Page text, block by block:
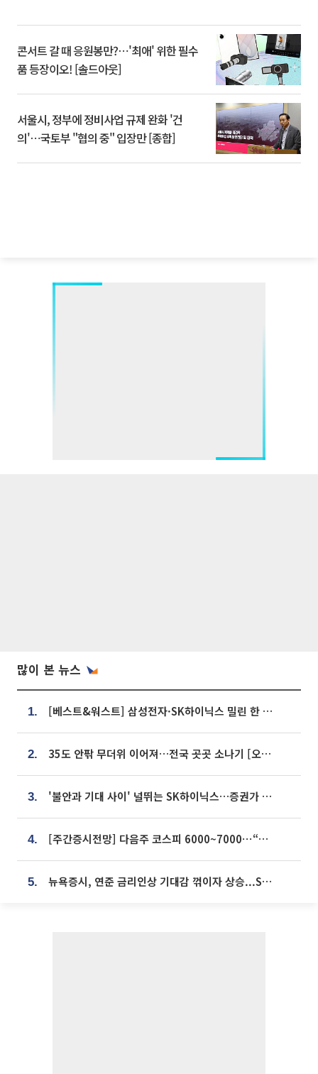
콘서트 갈 때 응원봉만?⋯'최애' 위한 필수
품 등장이오! [솔드아웃]
서울시, 정부에 정비사업 규제 완화 '건
의'⋯국토부 "협의 중" 입장만 [종합]
많이 본 뉴스
1. [베스트&워스트] 삼성전자·SK하이닉스 밀린 한 주…상상인증권은 85% 급등
2. 35도 안팎 무더위 이어져…전국 곳곳 소나기 [오늘 날씨]
3. '불안과 기대 사이' 널뛰는 SK하이닉스…증권가 "HBM4·LTA 기반 펀터멘털 견고"
4. [주간증시전망] 다음주 코스피 6000~7000⋯“外人 수급은 정책이 변수”
5. 뉴욕증시, 연준 금리인상 기대감 꺾이자 상승...S&P500 사상 최고치 [종합]